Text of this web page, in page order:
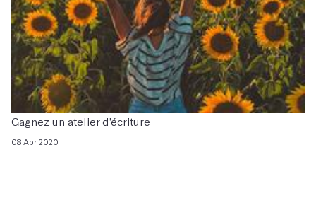
Gagnez un atelier d’écriture
08 Apr 2020